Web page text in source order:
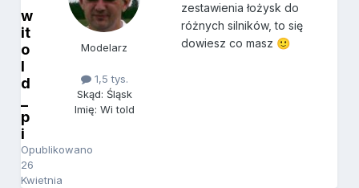
w
it
o
l
d
p
i
Opublikowano
26
Kwietnia
Modelarz
1,5 tys.
Skąd: Śląsk
Imię: Wi told
zestawienia łożysk do
różnych silników, to się
dowiesz co masz 🙂